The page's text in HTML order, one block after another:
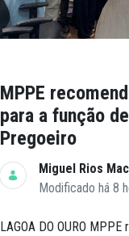
MPPE
para a função
Pregoeiro
Miguel Rios
Modificado há 8
LAGOA DO OURO